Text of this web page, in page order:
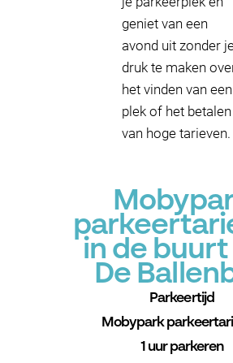
geniet van een
avond uit zonder
druk te maken
het vinden van een
plek of het betalen
van hoge tarieven.
in de buurt
De
Parkeertijd
Mobypark
1 uur parkeren